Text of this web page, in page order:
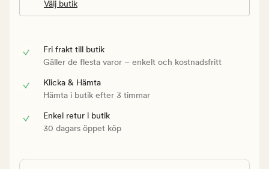
Välj butik
Fri frakt till butik
Gäller de flesta varor – enkelt och kostnadsfritt
Klicka & Hämta
Hämta i butik efter 3 timmar
Enkel retur i butik
30 dagars öppet köp